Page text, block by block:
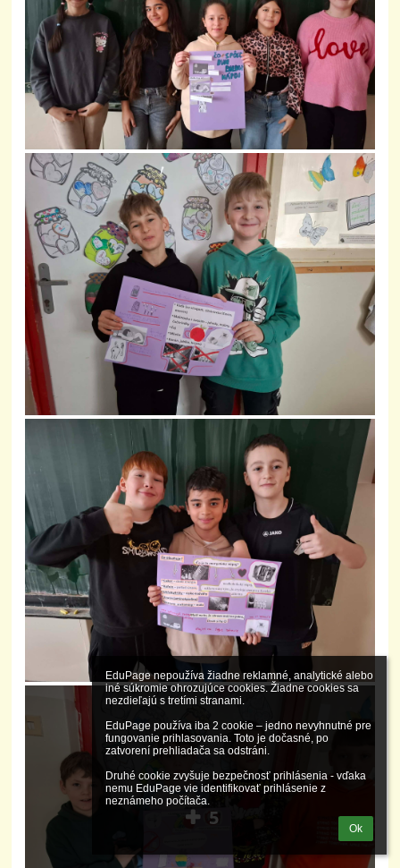
EduPage nepoužíva žiadne reklamné, analytické alebo
iné súkromie ohrozujúce cookies. Žiadne cookies sa
nezdieľajú s tretími stranami.
EduPage používa iba 2 cookie – jedno nevyhnutné pre
fungovanie prihlasovania. Toto je dočasné, po
zatvorení prehliadača sa odstráni.
Druhé cookie zvyšuje bezpečnosť prihlásenia - vďaka
nemu EduPage vie identifikovať prihlásenie z
neznámeho počítača.
Ok
5